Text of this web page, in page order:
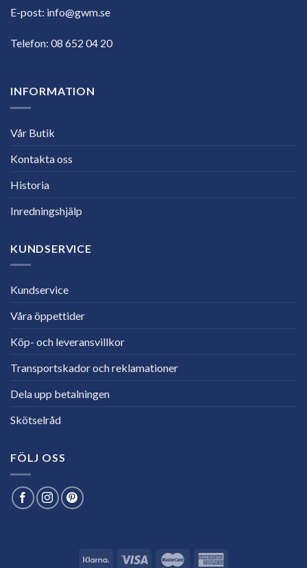
E-post: info@gwm.se
Telefon: 08 652 04 20
INFORMATION
Vår Butik
Kontakta oss
Historia
Inredningshjälp
KUNDSERVICE
Kundservice
Våra öppettider
Köp- och leveransvillkor
Transportskador och reklamationer
Dela upp betalningen
Skötselråd
FÖLJ OSS